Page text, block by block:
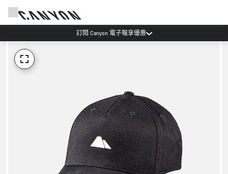
訂閱 Canyon 電子報享優惠